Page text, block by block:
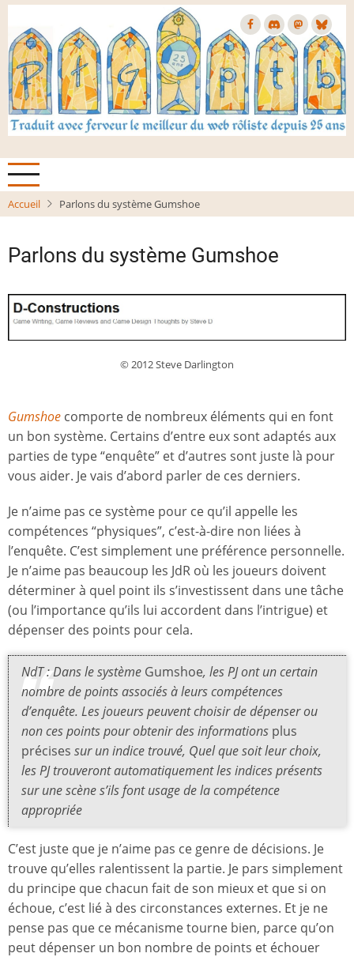
Aller
contenu
principal
Accueil Parlons du système Gumshoe
Parlons du système Gumshoe
© 2012 Steve Darlington
Gumshoe comporte de nombreux éléments qui en font
un bon système. Certains d’entre eux sont adaptés aux
parties de type “enquête” et d’autres sont juste là pour
vous aider. Je vais d’abord parler de ces derniers.
Je n’aime pas ce système pour ce qu’il appelle les
compétences “physiques”, c’est-à-dire non liées à
l’enquête. C’est simplement une préférence personnelle.
Je n’aime pas beaucoup les JdR où les joueurs doivent
déterminer à quel point ils s’investissent dans une tâche
(ou l’importance qu’ils lui accordent dans l’intrigue) et
dépenser des points pour cela.
NdT : Dans le système Gumshoe, les PJ ont un certain
nombre de points associés à leurs compétences
d’enquête. Les joueurs peuvent choisir de dépenser ou
non ces points pour obtenir des informations plus
précises sur un indice trouvé, Quel que soit leur choix,
les PJ trouveront automatiquement les indices présents
sur une scène s’ils font usage de la compétence
appropriée
C’est juste que je n’aime pas ce genre de décisions. Je
trouve qu’elles ralentissent la partie. Je pars simplement
du principe que chacun fait de son mieux et que si on
échoue, c’est lié à des circonstances externes. Et je ne
pense pas que ce mécanisme tourne bien, parce qu’on
peut dépenser un bon nombre de points et échouer